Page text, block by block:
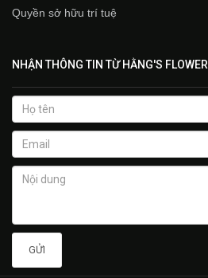
Quyền sở hữu trí tuệ
NHẬN THÔNG TIN TỪ HẰNG'S FLOWER
GỬI